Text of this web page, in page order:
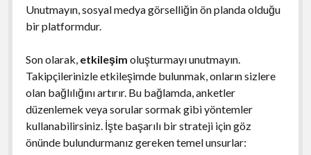
Unutmayın, sosyal medya görselliğin ön planda olduğu
bir platformdur.
Son olarak, etkileşim oluşturmayı unutmayın.
Takipçilerinizle etkileşimde bulunmak, onların sizlere
olan bağlılığını artırır. Bu bağlamda, anketler
düzenlemek veya sorular sormak gibi yöntemler
kullanabilirsiniz. İşte başarılı bir strateji için göz
önünde bulundurmanız gereken temel unsurlar: